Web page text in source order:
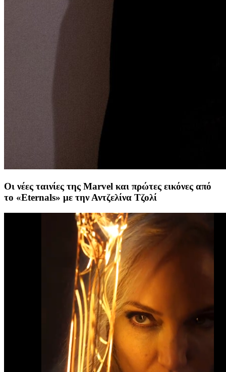
Οι νέες ταινίες της Marvel και πρώτες εικόνες από
το «Eternals» με την Αντζελίνα Τζολί